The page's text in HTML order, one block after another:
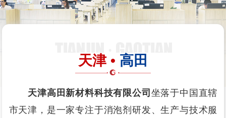
天津 • 高田
天津高田新材料科技有限公司 坐落于中国直辖
市天津，是一家专注于消泡剂研发、生产与技术服